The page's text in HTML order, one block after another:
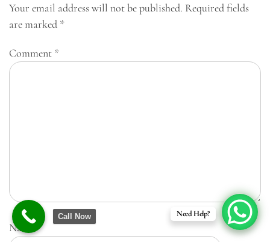
Your email address will not be published. Required fields
are marked *
Comment *
Name*
Need Help?
Call Now